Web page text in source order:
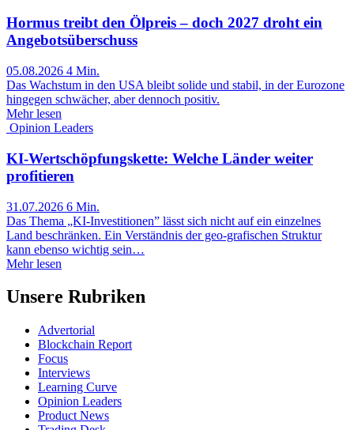
Hormus treibt den Ölpreis – doch 2027 droht ein
Angebotsüberschuss
05.08.2026 4 Min.
Das Wachstum in den USA bleibt solide und stabil, in der Eurozone
hingegen schwächer, aber dennoch positiv.
Mehr lesen
Opinion Leaders
KI-Wertschöpfungskette: Welche Länder weiter
profitieren
31.07.2026 6 Min.
Das Thema „KI-Investitionen” lässt sich nicht auf ein einzelnes
Land beschränken. Ein Verständnis der geo-grafischen Struktur
kann ebenso wichtig sein…
Mehr lesen
Unsere Rubriken
Advertorial
Blockchain Report
Focus
Interviews
Learning Curve
Opinion Leaders
Product News